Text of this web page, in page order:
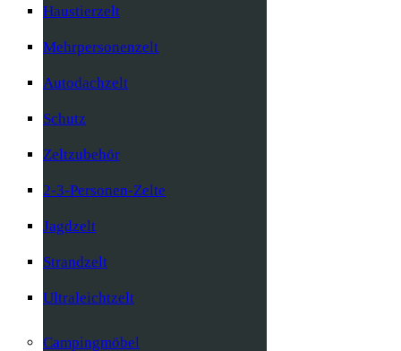
Haustierzelt
Mehrpersonenzelt
Autodachzelt
Schutz
Zeltzubehör
2-3-Personen-Zelte
Jagdzelt
Strandzelt
Ultraleichtzelt
Campingmöbel